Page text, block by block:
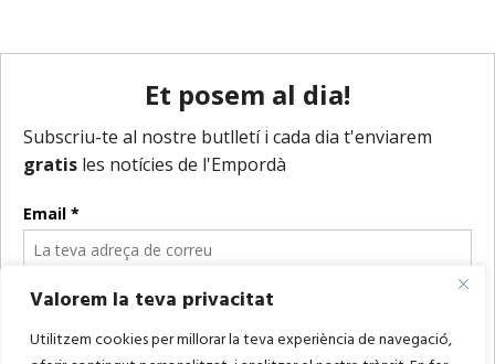
Valorem la teva privacitat
Utilitzem cookies per millorar la teva experiència de navegació,